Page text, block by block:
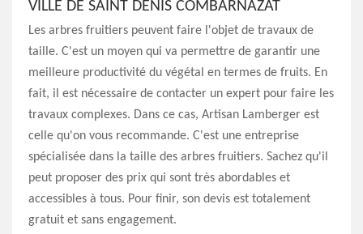
VILLE DE SAINT DENIS COMBARNAZAT
Les arbres fruitiers peuvent faire l'objet de travaux de
taille. C'est un moyen qui va permettre de garantir une
meilleure productivité du végétal en termes de fruits. En
fait, il est nécessaire de contacter un expert pour faire les
travaux complexes. Dans ce cas, Artisan Lamberger est
celle qu'on vous recommande. C'est une entreprise
spécialisée dans la taille des arbres fruitiers. Sachez qu'il
peut proposer des prix qui sont très abordables et
accessibles à tous. Pour finir, son devis est totalement
gratuit et sans engagement.